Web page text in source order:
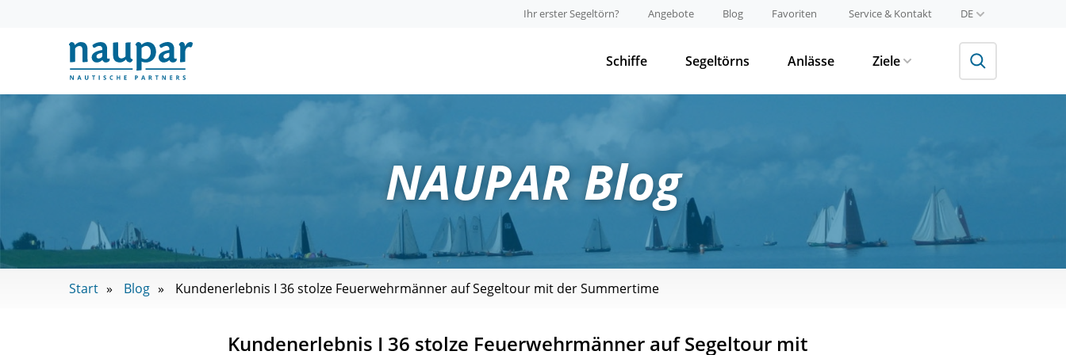
Ihr erster Segeltörn? Angebote Blog Favoriten Service & Kontakt DE
Schiffe Segeltörns Anlässe Ziele
NAUPAR Blog
Start Blog Kundenerlebnis I 36 stolze Feuerwehrmänner auf Segeltour mit der Summertime
Kundenerlebnis I 36 stolze Feuerwehrmänner auf Segeltour mit